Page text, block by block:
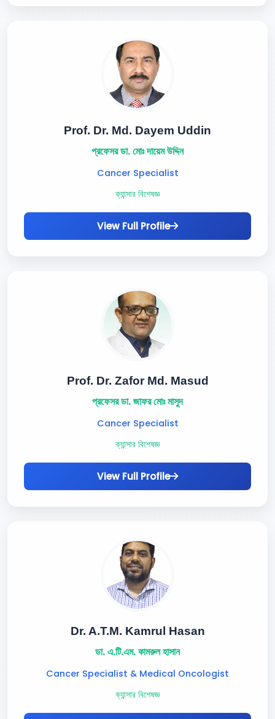
Prof. Dr. Md. Dayem Uddin
প্রফেসর ডা. মোঃ দায়েম উদ্দিন
Cancer Specialist
ক্যান্সার বিশেষজ্ঞ
View Full Profile
Prof. Dr. Zafor Md. Masud
প্রফেসর ডা. জাফর মোঃ মাসুদ
Cancer Specialist
ক্যান্সার বিশেষজ্ঞ
View Full Profile
Dr. A.T.M. Kamrul Hasan
ডা. এ.টি.এম. কামরুল হাসান
Cancer Specialist & Medical Oncologist
ক্যান্সার বিশেষজ্ঞ